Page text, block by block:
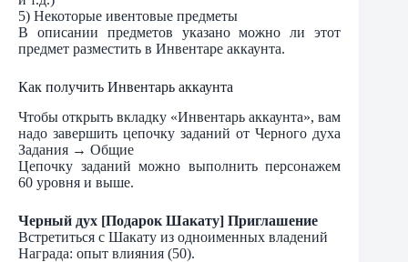
5) Некоторые ивентовые предметы
В описании предметов указано можно ли этот
предмет разместить в Инвентаре аккаунта.
Как получить Инвентарь аккаунта
Чтобы открыть вкладку «Инвентарь аккаунта», вам
надо завершить цепочку заданий от Черного духа
Задания → Общие
Цепочку заданий можно выполнить персонажем
60 уровня и выше.
Черный дух [Подарок Шакату] Приглашение
Встретиться с Шакату из одноименных владений
Награда: опыт влияния (50).